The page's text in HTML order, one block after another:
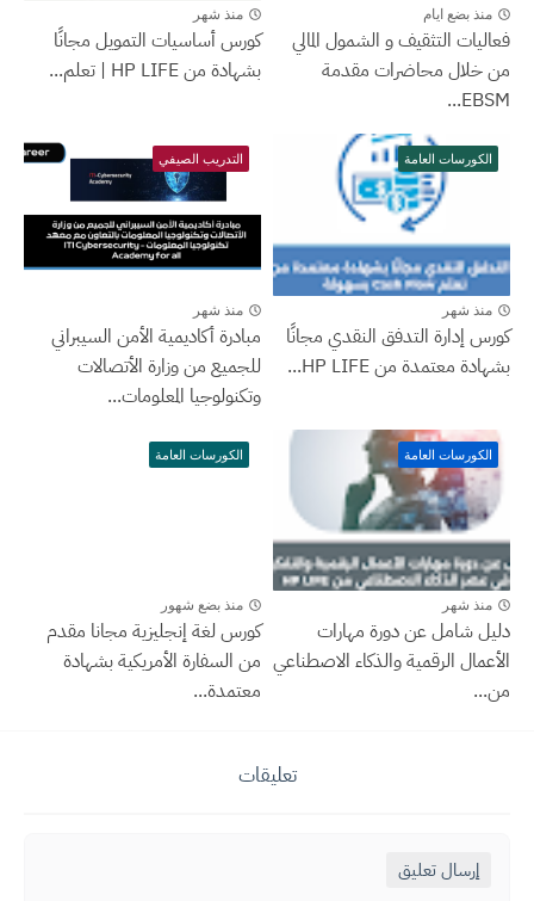
منذ بضع ايام
فعاليات التثقيف و الشمول المالي
من خلال محاضرات مقدمة
EBSM...
منذ شهر
كورس أساسيات التمويل مجانًا
بشهادة من HP LIFE | تعلم...
الكورسات العامة
منذ شهر
كورس إدارة التدفق النقدي مجانًا
بشهادة معتمدة من HP LIFE...
التدريب الصيفي
منذ شهر
مبادرة أكاديمية الأمن السيبراني
للجميع من وزارة الأتصالات
وتكنولوجيا المعلومات...
الكورسات العامة
منذ شهر
دليل شامل عن دورة مهارات
الأعمال الرقمية والذكاء الاصطناعي
من...
الكورسات العامة
منذ بضع شهور
كورس لغة إنجليزية مجانا مقدم
من السفارة الأمريكية بشهادة
معتمدة...
تعليقات
إرسال تعليق